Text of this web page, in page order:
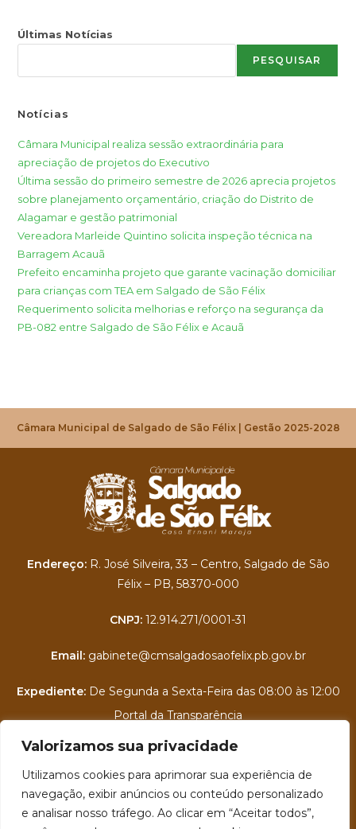
Valorizamos sua privacidade
Utilizamos cookies para aprimorar sua experiência de
navegação, exibir anúncios ou conteúdo personalizado
e analisar nosso tráfego. Ao clicar em “Aceitar todos”,
Últimas Notícias
PESQUISAR
Notícias
Câmara Municipal realiza sessão extraordinária para
apreciação de projetos do Executivo
Última sessão do primeiro semestre de 2026 aprecia projetos
sobre planejamento orçamentário, criação do Distrito de
Alagamar e gestão patrimonial
Vereadora Marleide Quintino solicita inspeção técnica na
Barragem Acauã
Prefeito encaminha projeto que garante vacinação domiciliar
para crianças com TEA em Salgado de São Félix
Requerimento solicita melhorias e reforço na segurança da
PB-082 entre Salgado de São Félix e Acauã
Câmara Municipal de Salgado de São Félix | Gestão 2025-2028
Endereço: R. José Silveira, 33 – Centro, Salgado de São
Félix – PB, 58370-000
CNPJ: 12.914.271/0001-31
Email: gabinete@cmsalgadosaofelix.pb.gov.br
Expediente: De Segunda a Sexta-Feira das 08:00 às 12:00
Portal da Transparência
Folha de Pagamento
Contra Cheque Online